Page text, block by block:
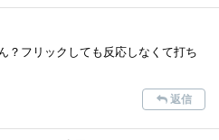
？フリックしても反応しなくて打ち
返信